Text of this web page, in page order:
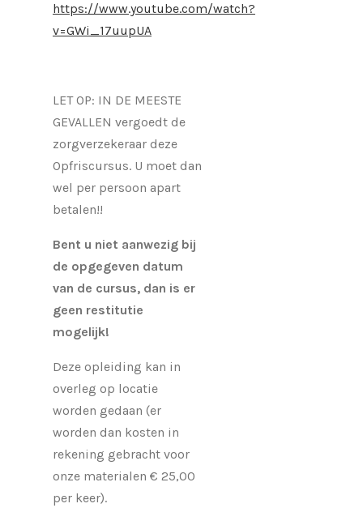
https://www.youtube.com/watch?
v=GWi_17uupUA
LET OP: IN DE MEESTE
GEVALLEN vergoedt de
zorgverzekeraar deze
Opfriscursus. U moet dan
wel per persoon apart
betalen!!
Bent u niet aanwezig bij
de opgegeven datum
van de cursus, dan is er
geen restitutie
mogelijk!
Deze opleiding kan in
overleg op locatie
worden gedaan (er
worden dan kosten in
rekening gebracht voor
onze materialen € 25,00
per keer).